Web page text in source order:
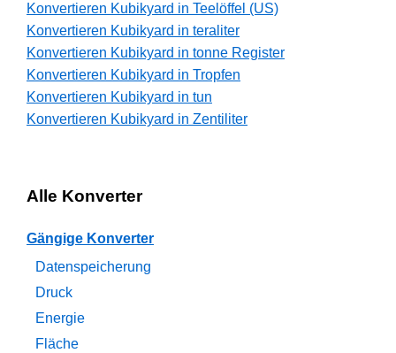
Konvertieren Kubikyard in Teelöffel (US)
Konvertieren Kubikyard in teraliter
Konvertieren Kubikyard in tonne Register
Konvertieren Kubikyard in Tropfen
Konvertieren Kubikyard in tun
Konvertieren Kubikyard in Zentiliter
Alle Konverter
Gängige Konverter
Datenspeicherung
Druck
Energie
Fläche